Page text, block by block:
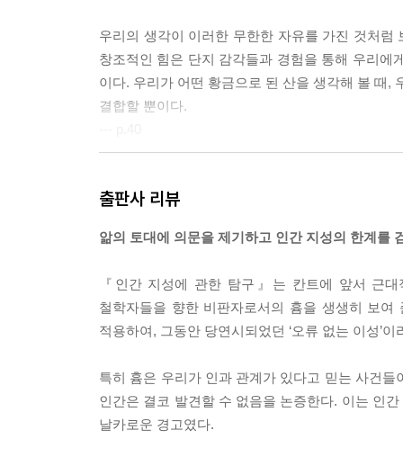
우리의 생각이 이러한 무한한 자유를 가진 것처
창조적인 힘은 단지 감각들과 경험을 통해 우리
이다. 우리가 어떤 황금으로 된 산을 생각해 볼 때,
결합할 뿐이다.
게 용이하고 구별되도록 마음으로 떠올릴 수 있기
--- p.68
습관은 (…) 인간의 삶이 처한 모든 환경과 거기서
만일 어떤 대상이 우리 앞에 나타남이 그 대상과
의 기억과 감각이라는 좁은 영역으로 제한되었을
기계 전체를 작동하게 하는 힘이나 동력은 전적
다. (…) 물체들을 숙고하는 것으로부터 힘의 관념
출판사 리뷰
앎의 토대에 의문을 제기하고 인간 지성의 한계를
『인간 지성에 관한 탐구』는 칸트에 앞서 근
철학자들을 향한 비판자로서의 흄을 생생히 보
적용하여, 그동안 당연시되었던 ‘오류 없는 이성’
특히 흄은 우리가 인과 관계가 있다고 믿는 사건
인간은 결코 발견할 수 없음을 논증한다. 이는 인
날카로운 경고였다.